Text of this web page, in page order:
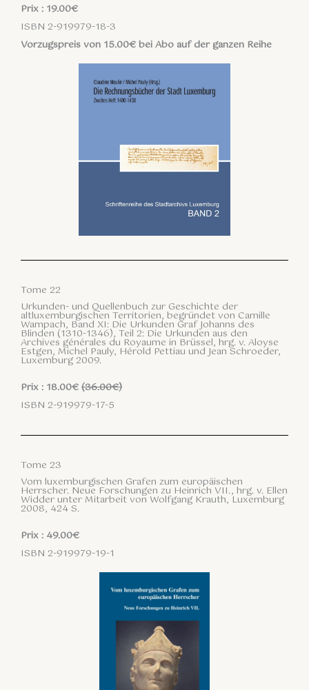
Prix : 19.00€
ISBN 2-919979-18-3
Vorzugspreis von 15.00€ bei Abo auf der ganzen Reihe
Tome 22
Urkunden- und Quellenbuch zur Geschichte der
altluxemburgischen Territorien, begründet von Camille
Wampach, Band XI: Die Urkunden Graf Johanns des
Blinden (1310-1346), Teil 2: Die Urkunden aus den
Archives générales du Royaume in Brüssel, hrg. v. Aloyse
Estgen, Michel Pauly, Hérold Pettiau und Jean Schroeder,
Luxemburg 2009.
Prix : 18.00€(36.00€)
ISBN 2-919979-17-5
Tome 23
Vom luxemburgischen Grafen zum europäischen
Herrscher. Neue Forschungen zu Heinrich VII., hrg. v. Ellen
Widder unter Mitarbeit von Wolfgang Krauth, Luxemburg
2008, 424 S.
Prix : 49.00€
ISBN 2-919979-19-1